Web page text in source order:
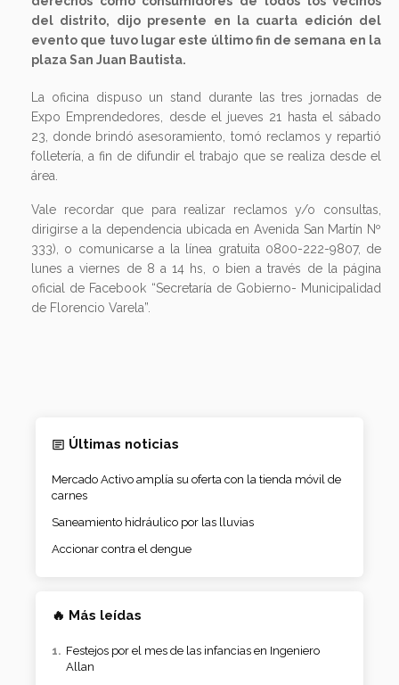
del distrito, dijo presente en la cuarta edición del
evento que tuvo lugar este último fin de semana en la
plaza San Juan Bautista.
La oficina dispuso un stand durante las tres jornadas de
Expo Emprendedores, desde el jueves 21 hasta el sábado
23, donde brindó asesoramiento, tomó reclamos y repartió
folletería, a fin de difundir el trabajo que se realiza desde el
área.
Vale recordar que para realizar reclamos y/o consultas,
dirigirse a la dependencia ubicada en Avenida San Martín Nº
333), o comunicarse a la línea gratuita 0800-222-9807, de
lunes a viernes de 8 a 14 hs, o bien a través de la página
oficial de Facebook “Secretaría de Gobierno- Municipalidad
de Florencio Varela”.
Últimas noticias
Mercado Activo amplía su oferta con la tienda móvil de
carnes
Saneamiento hidráulico por las lluvias
Accionar contra el dengue
🔥 Más leídas
Festejos por el mes de las infancias en Ingeniero
Allan